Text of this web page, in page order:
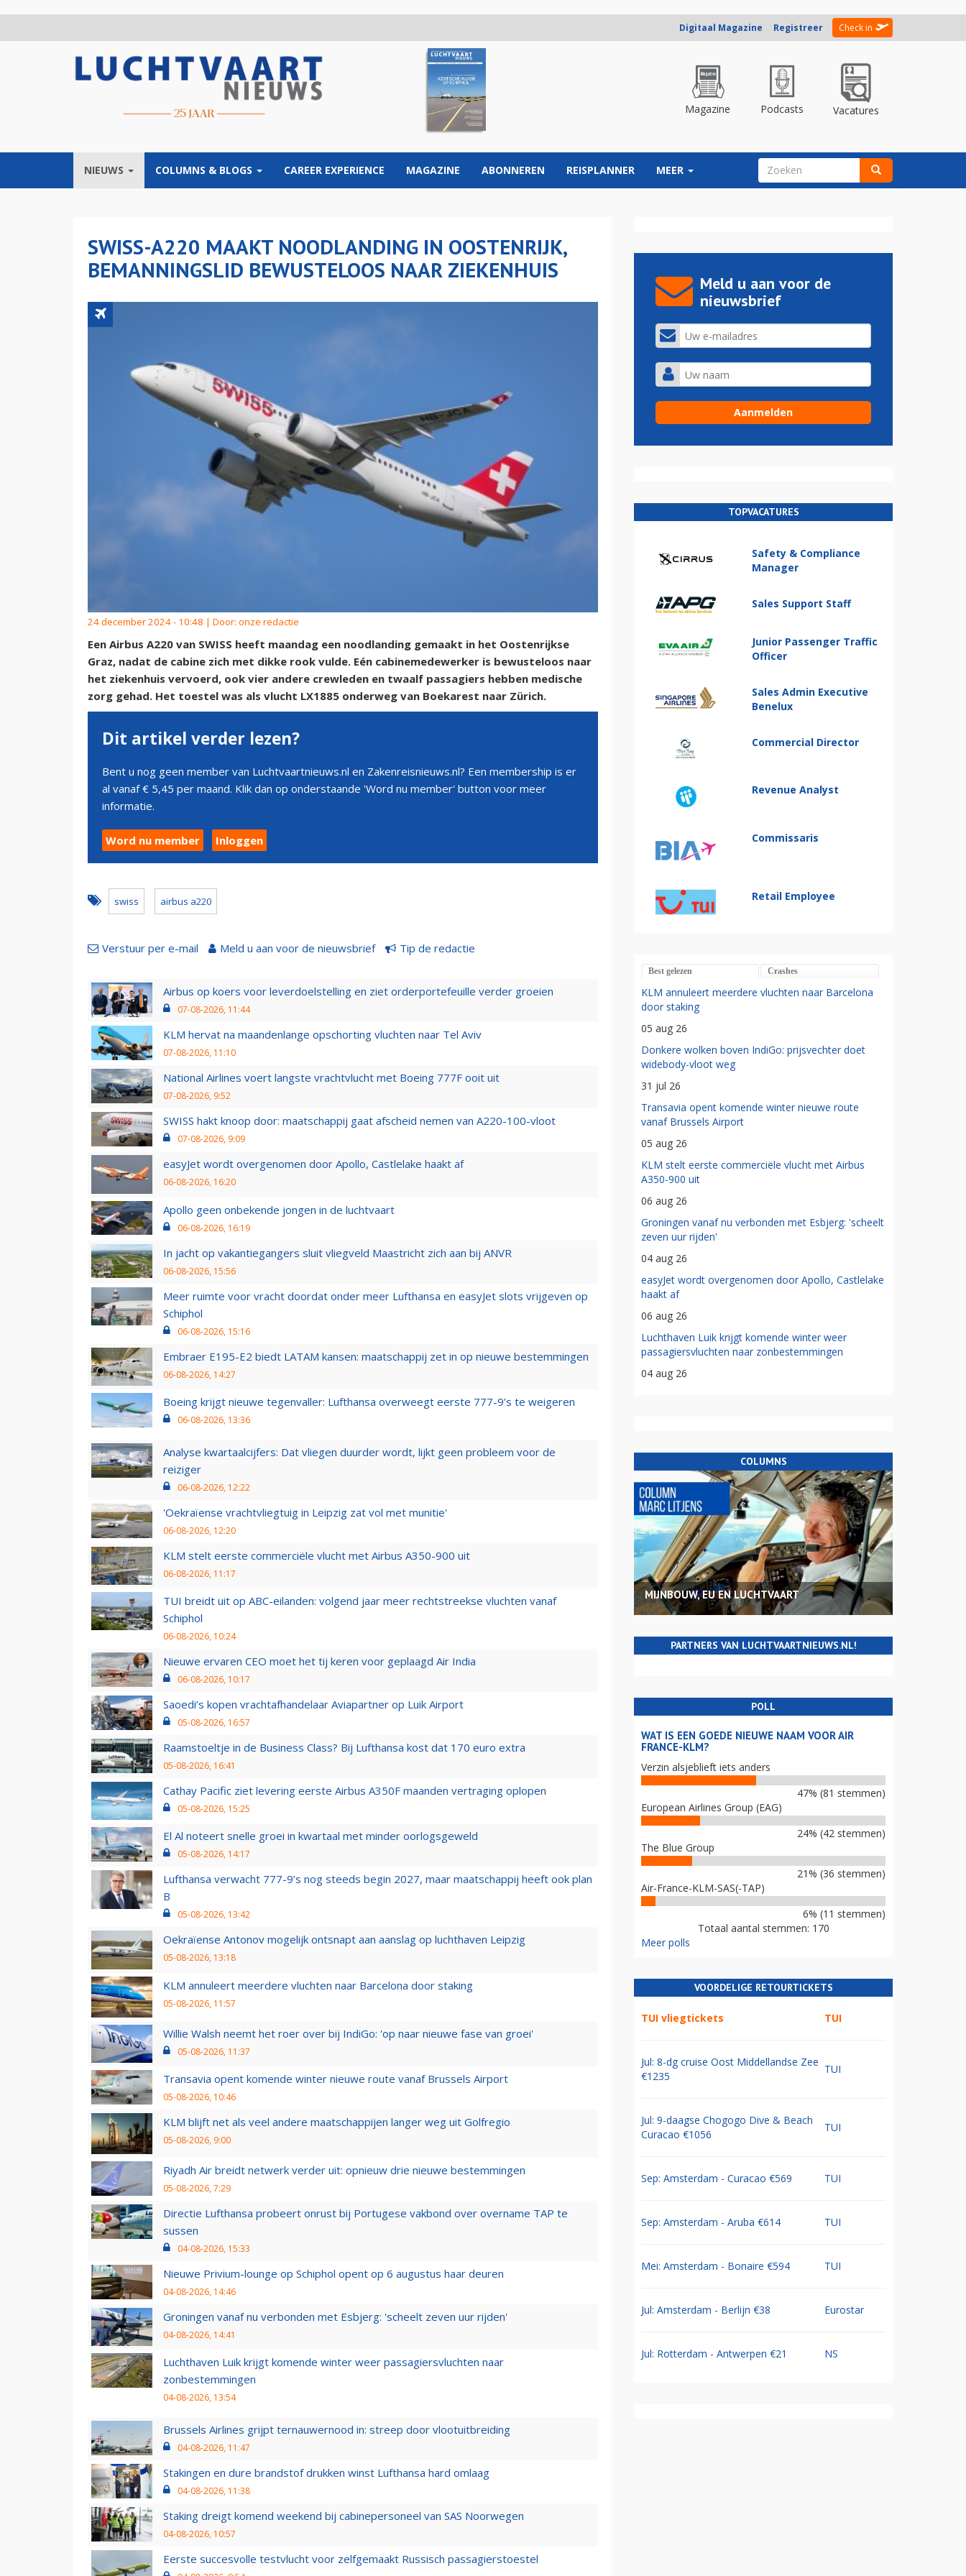
Digitaal Magazine Registreer Check in
Magazine Podcasts Vacatures
NIEUWS COLUMNS & BLOGS CAREER EXPERIENCE MAGAZINE ABONNEREN REISPLANNER MEER ZOEKVELD
SWISS-A220 MAAKT NOODLANDING IN OOSTENRIJK,
BEMANNINGSLID BEWUSTELOOS NAAR ZIEKENHUIS
24 december 2024 - 10:48 | Door: onze redactie
Een Airbus A220 van SWISS heeft maandag een noodlanding gemaakt in het Oostenrijkse
Graz, nadat de cabine zich met dikke rook vulde. Eén cabinemedewerker is bewusteloos naar
het ziekenhuis vervoerd, ook vier andere crewleden en twaalf passagiers hebben medische
zorg gehad. Het toestel was als vlucht LX1885 onderweg van Boekarest naar Zürich.
Dit artikel verder lezen?
Bent u nog geen member van Luchtvaartnieuws.nl en Zakenreisnieuws.nl? Een membership is er
al vanaf € 5,45 per maand. Klik dan op onderstaande 'Word nu member' button voor meer
informatie.
Word nu member Inloggen
swiss airbus a220
Verstuur per e-mail Meld u aan voor de nieuwsbrief Tip de redactie
Airbus op koers voor leverdoelstelling en ziet orderportefeuille verder groeien
07-08-2026, 11:44
KLM hervat na maandenlange opschorting vluchten naar Tel Aviv
07-08-2026, 11:10
National Airlines voert langste vrachtvlucht met Boeing 777F ooit uit
07-08-2026, 9:52
SWISS hakt knoop door: maatschappij gaat afscheid nemen van A220-100-vloot
07-08-2026, 9:09
easyJet wordt overgenomen door Apollo, Castlelake haakt af
06-08-2026, 16:20
Apollo geen onbekende jongen in de luchtvaart
06-08-2026, 16:19
In jacht op vakantiegangers sluit vliegveld Maastricht zich aan bij ANVR
06-08-2026, 15:56
Meer ruimte voor vracht doordat onder meer Lufthansa en easyJet slots vrijgeven op
Schiphol
06-08-2026, 15:16
Embraer E195-E2 biedt LATAM kansen: maatschappij zet in op nieuwe bestemmingen
06-08-2026, 14:27
Boeing krijgt nieuwe tegenvaller: Lufthansa overweegt eerste 777-9’s te weigeren
06-08-2026, 13:36
Analyse kwartaalcijfers: Dat vliegen duurder wordt, lijkt geen probleem voor de
reiziger
06-08-2026, 12:22
'Oekraïense vrachtvliegtuig in Leipzig zat vol met munitie'
06-08-2026, 12:20
KLM stelt eerste commerciële vlucht met Airbus A350-900 uit
06-08-2026, 11:17
TUI breidt uit op ABC-eilanden: volgend jaar meer rechtstreekse vluchten vanaf
Schiphol
06-08-2026, 10:24
Nieuwe ervaren CEO moet het tij keren voor geplaagd Air India
06-08-2026, 10:17
Saoedi’s kopen vrachtafhandelaar Aviapartner op Luik Airport
05-08-2026, 16:57
Raamstoeltje in de Business Class? Bij Lufthansa kost dat 170 euro extra
05-08-2026, 16:41
Cathay Pacific ziet levering eerste Airbus A350F maanden vertraging oplopen
05-08-2026, 15:25
El Al noteert snelle groei in kwartaal met minder oorlogsgeweld
05-08-2026, 14:17
Lufthansa verwacht 777-9’s nog steeds begin 2027, maar maatschappij heeft ook plan
B
05-08-2026, 13:42
Oekraïense Antonov mogelijk ontsnapt aan aanslag op luchthaven Leipzig
05-08-2026, 13:18
KLM annuleert meerdere vluchten naar Barcelona door staking
05-08-2026, 11:57
Willie Walsh neemt het roer over bij IndiGo: 'op naar nieuwe fase van groei'
05-08-2026, 11:37
Transavia opent komende winter nieuwe route vanaf Brussels Airport
05-08-2026, 10:46
KLM blijft net als veel andere maatschappijen langer weg uit Golfregio
05-08-2026, 9:00
Riyadh Air breidt netwerk verder uit: opnieuw drie nieuwe bestemmingen
05-08-2026, 7:29
Directie Lufthansa probeert onrust bij Portugese vakbond over overname TAP te
sussen
04-08-2026, 15:33
Nieuwe Privium-lounge op Schiphol opent op 6 augustus haar deuren
04-08-2026, 14:46
Groningen vanaf nu verbonden met Esbjerg: 'scheelt zeven uur rijden'
04-08-2026, 14:41
Luchthaven Luik krijgt komende winter weer passagiersvluchten naar
zonbestemmingen
04-08-2026, 13:54
Brussels Airlines grijpt ternauwernood in: streep door vlootuitbreiding
04-08-2026, 11:47
Stakingen en dure brandstof drukken winst Lufthansa hard omlaag
04-08-2026, 11:38
Staking dreigt komend weekend bij cabinepersoneel van SAS Noorwegen
04-08-2026, 10:57
Eerste succesvolle testvlucht voor zelfgemaakt Russisch passagierstoestel
Meld u aan voor de
nieuwsbrief
TOPVACATURES
Safety & Compliance
Manager
Sales Support Staff
Junior Passenger Traffic
Officer
Sales Admin Executive
Benelux
Commercial Director
Revenue Analyst
Commissaris
Retail Employee
Best gelezen Crashes
KLM annuleert meerdere vluchten naar Barcelona
door staking
05 aug 26
Donkere wolken boven IndiGo: prijsvechter doet
widebody-vloot weg
31 jul 26
Transavia opent komende winter nieuwe route
vanaf Brussels Airport
05 aug 26
KLM stelt eerste commerciële vlucht met Airbus
A350-900 uit
06 aug 26
Groningen vanaf nu verbonden met Esbjerg: 'scheelt
zeven uur rijden'
04 aug 26
easyJet wordt overgenomen door Apollo, Castlelake
haakt af
06 aug 26
Luchthaven Luik krijgt komende winter weer
passagiersvluchten naar zonbestemmingen
04 aug 26
COLUMNS
MIJNBOUW, EU EN LUCHTVAART
PARTNERS VAN LUCHTVAARTNIEUWS.NL!
POLL
WAT IS EEN GOEDE NIEUWE NAAM VOOR AIR
FRANCE-KLM?
Verzin alsjeblieft iets anders
47% (81 stemmen)
European Airlines Group (EAG)
24% (42 stemmen)
The Blue Group
21% (36 stemmen)
Air-France-KLM-SAS(-TAP)
6% (11 stemmen)
Totaal aantal stemmen: 170
Meer polls
VOORDELIGE RETOURTICKETS
TUI vliegtickets TUI
Jul: 8-dg cruise Oost Middellandse Zee
€1235
TUI
Jul: 9-daagse Chogogo Dive & Beach
Curacao €1056
TUI
Sep: Amsterdam - Curacao €569 TUI
Sep: Amsterdam - Aruba €614 TUI
Mei: Amsterdam - Bonaire €594 TUI
Jul: Amsterdam - Berlijn €38 Eurostar
Jul: Rotterdam - Antwerpen €21 NS